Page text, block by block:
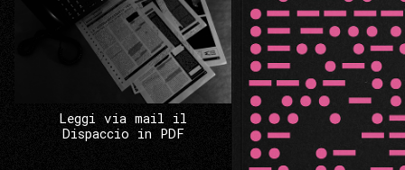
Leggi via mail il
Dispaccio in PDF